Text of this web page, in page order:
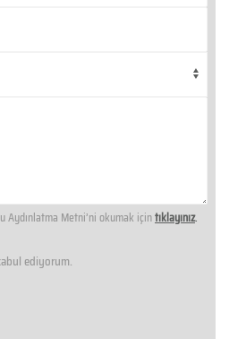
Aydınlatma Metni’ni okumak içintıklayınız.
ediyorum.